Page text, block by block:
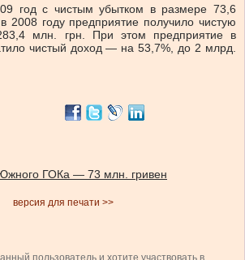
год с чистым убытком в размере 73,6
2008 году предприятие получило чистую
млн. грн. При этом предприятие в
чистый доход — на 53,7%, до 2 млрд.
ГОКа — 73 млн. гривен
версия для печати >>